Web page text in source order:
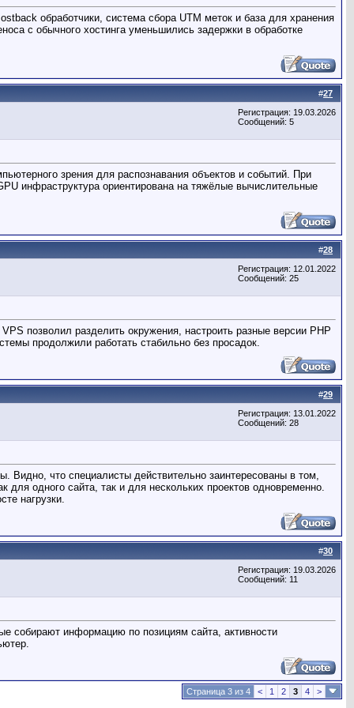
обработчики, система сбора UTM меток и база для хранения
с обычного хостинга уменьшились задержки в обработке
#27
Регистрация: 19.03.2026
Сообщений: 5
зрения для распознавания объектов и событий. При
инфраструктура ориентирована на тяжёлые вычислительные
#28
Регистрация: 12.01.2022
Сообщений: 25
позволил разделить окружения, настроить разные версии PHP
продолжили работать стабильно без просадок.
#29
Регистрация: 13.01.2022
Сообщений: 28
Видно, что специалисты действительно заинтересованы в том,
одного сайта, так и для нескольких проектов одновременно.
нагрузки.
#30
Регистрация: 19.03.2026
Сообщений: 11
собирают информацию по позициям сайта, активности
Страница 3 из 4 < 1 2 3 4 >